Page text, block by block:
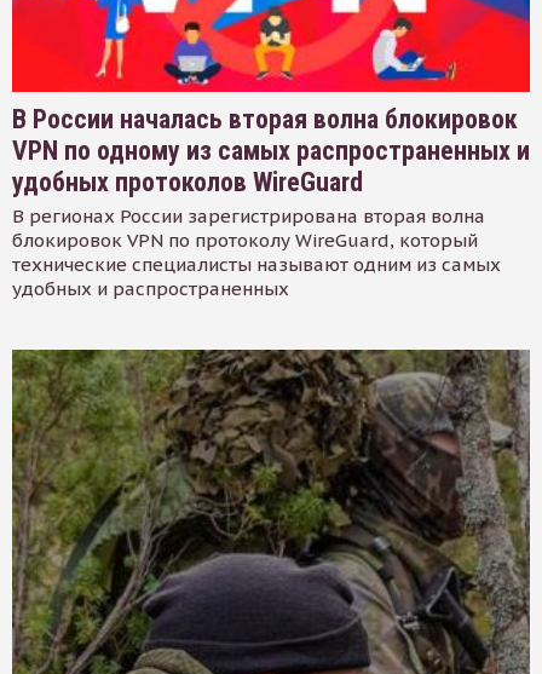
В России началась вторая волна блокировок
VPN по одному из самых распространенных и
удобных протоколов WireGuard
В регионах России зарегистрирована вторая волна
блокировок VPN по протоколу WireGuard, который
технические специалисты называют одним из самых
удобных и распространенных